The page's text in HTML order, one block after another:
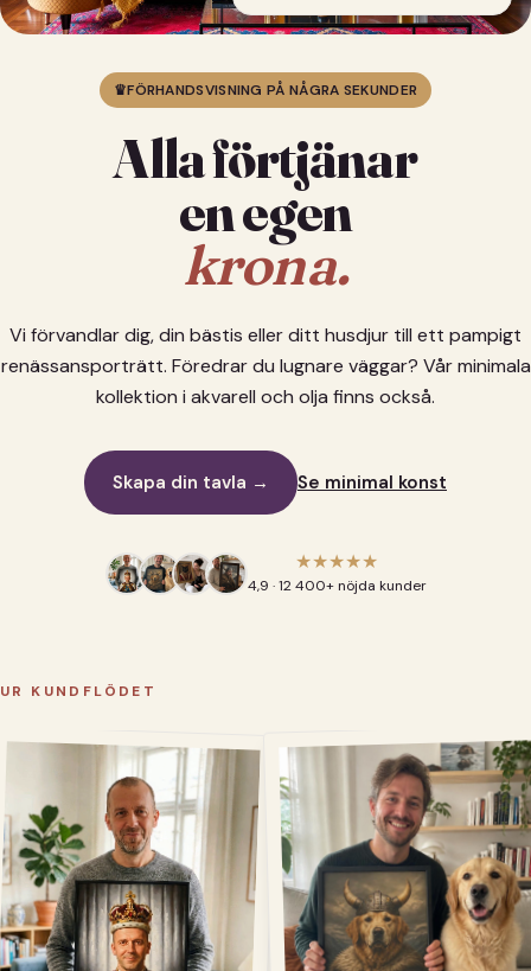
♛FÖRHANDSVISNING PÅ NÅGRA SEKUNDER
Alla förtjänar
en egen
krona.
Vi förvandlar dig, din bästis eller ditt husdjur till ett pampigt
renässansporträtt. Föredrar du lugnare väggar? Vår minimala
kollektion i akvarell och olja finns också.
Skapa din tavla → Se minimal konst
★★★★★
4,9 · 12 400+ nöjda kunder
UR KUNDFLÖDET